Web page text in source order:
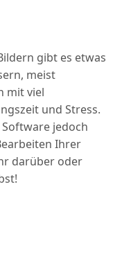
gibt es etwas
meist
mit viel
und Stress.
jedoch
Ihrer
darüber oder